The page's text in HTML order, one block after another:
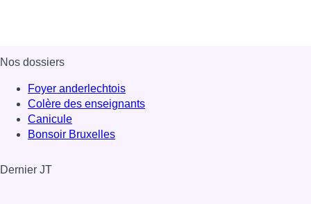
Nos dossiers
Foyer anderlechtois
Colère des enseignants
Canicule
Bonsoir Bruxelles
Dernier JT